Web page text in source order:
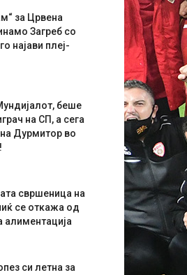
за Црвена
Загреб со
најави плеј-
беше
на СП, а сега
Дурмитор во
свршеница на
се откажа од
алиментација
си летна за